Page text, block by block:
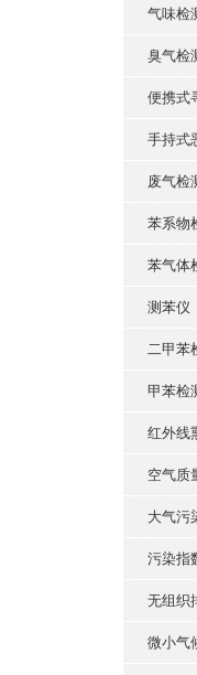
气味检
臭气检
便携式
手持式
废气检
苯系物
苯气体
测苯仪
二甲苯
甲苯检
红外线
空气质
大气污
污染指
无组织
微小气